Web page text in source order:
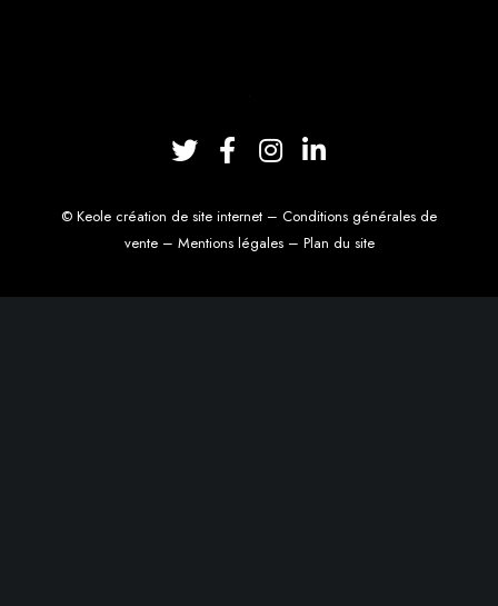
T
t
t
r
F
a
c
e
b
o
I
n
t
a
r
L
n
k
e
I
© Keole création de site internet – Conditions générales de
vente– Mentions légales– Plan du site